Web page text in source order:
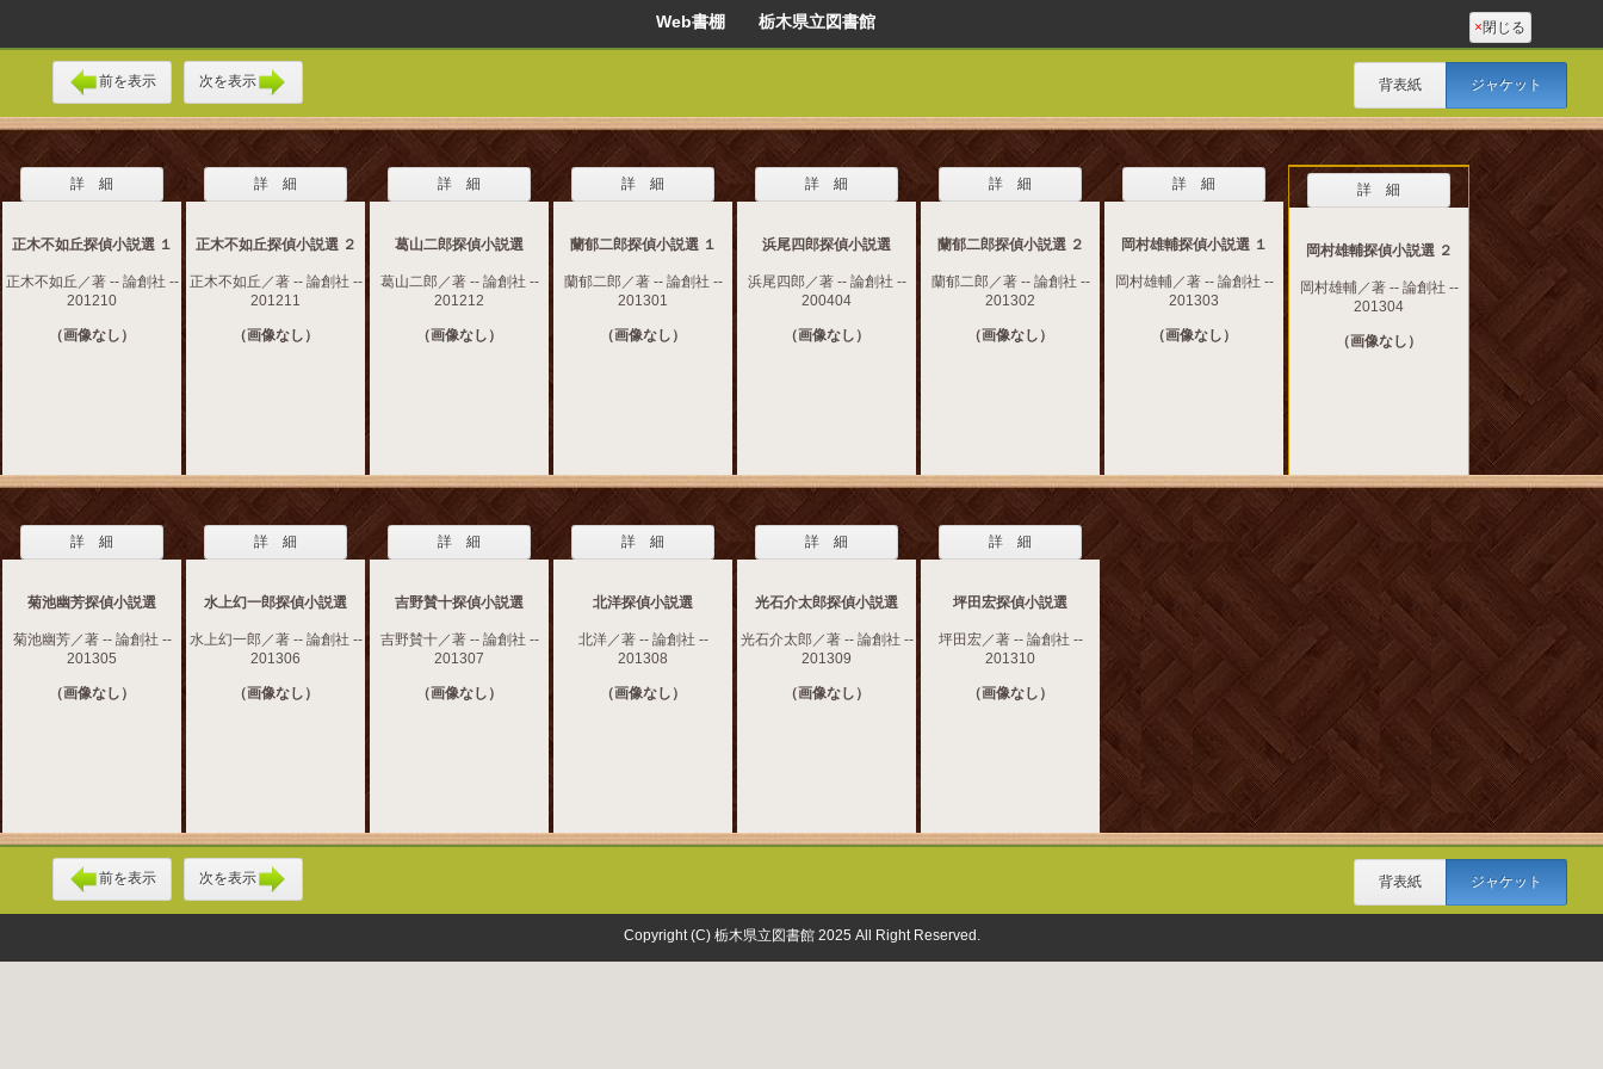
Web書棚 栃木県立図書館 ×閉じる
前を表示 次を表示 背表紙 ジャケット
詳 細
正木不如丘探偵小説選 １
正木不如丘／著 -- 論創社 --
201210
（画像なし）
詳 細
正木不如丘探偵小説選 ２
正木不如丘／著 -- 論創社 --
201211
（画像なし）
詳 細
葛山二郎探偵小説選
葛山二郎／著 -- 論創社 --
201212
（画像なし）
詳 細
蘭郁二郎探偵小説選 １
蘭郁二郎／著 -- 論創社 --
201301
（画像なし）
詳 細
浜尾四郎探偵小説選
浜尾四郎／著 -- 論創社 --
200404
（画像なし）
詳 細
蘭郁二郎探偵小説選 ２
蘭郁二郎／著 -- 論創社 --
201302
（画像なし）
詳 細
岡村雄輔探偵小説選 １
岡村雄輔／著 -- 論創社 --
201303
（画像なし）
詳 細
岡村雄輔探偵小説選 ２
岡村雄輔／著 -- 論創社 --
201304
（画像なし）
詳 細
菊池幽芳探偵小説選
菊池幽芳／著 -- 論創社 --
201305
（画像なし）
詳 細
水上幻一郎探偵小説選
水上幻一郎／著 -- 論創社 --
201306
（画像なし）
詳 細
吉野賛十探偵小説選
吉野賛十／著 -- 論創社 --
201307
（画像なし）
詳 細
北洋探偵小説選
北洋／著 -- 論創社 --
201308
（画像なし）
詳 細
光石介太郎探偵小説選
光石介太郎／著 -- 論創社 --
201309
（画像なし）
詳 細
坪田宏探偵小説選
坪田宏／著 -- 論創社 --
201310
（画像なし）
前を表示 次を表示 背表紙 ジャケット
Copyright (C) 栃木県立図書館 2025 All Right Reserved.